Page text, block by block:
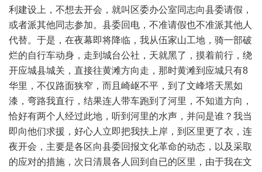
利建设上，不想去开会，就叫区委办公室同志向县委请假，
或者派其他同志参加。县委回电，不准请假也不准派其他人
代替。于是，在夜幕即将降临，我从伍家山工地，骑一部破
烂的自行车动身，走到城台公社，天就黑了，摸着前行，绕
开应城县城关，直接往黄滩方向走，那时黄滩到应城只有8
华里，不仅路面狭窄，而且崎岖不平，到了文峰塔天黑如
漆，弯路我直行，结果连人带车跑到了河里，不知道方向，
恰好有两个人经过此地，听到河里的水声，并问是谁？我当
即向他们求援，好心人立即把我扶上岸，到区里更了衣，连
夜开会，主要是各区向县委回报文化革命的动态，以及采取
的应对的措施，次日清晨各人回到自已的区里，由于我在文